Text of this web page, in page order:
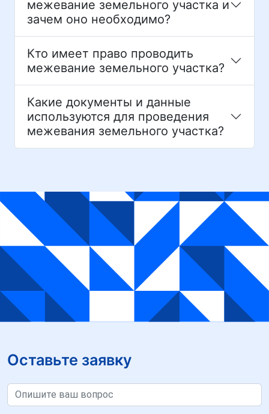
межевание земельного участка и
зачем оно необходимо?
Кто имеет право проводить
межевание земельного участка?
Какие документы и данные
используются для проведения
межевания земельного участка?
Оставьте заявку